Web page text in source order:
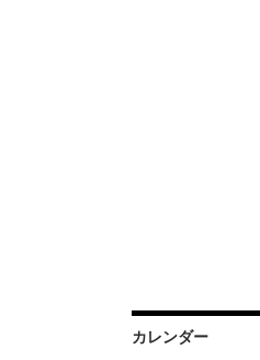
カレンダー